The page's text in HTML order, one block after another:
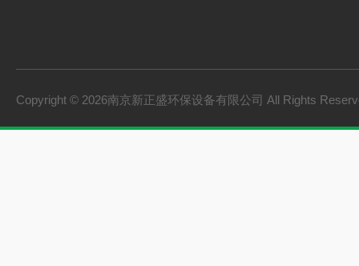
Copyright © 2026南京新正盛环保设备有限公司 All Rights